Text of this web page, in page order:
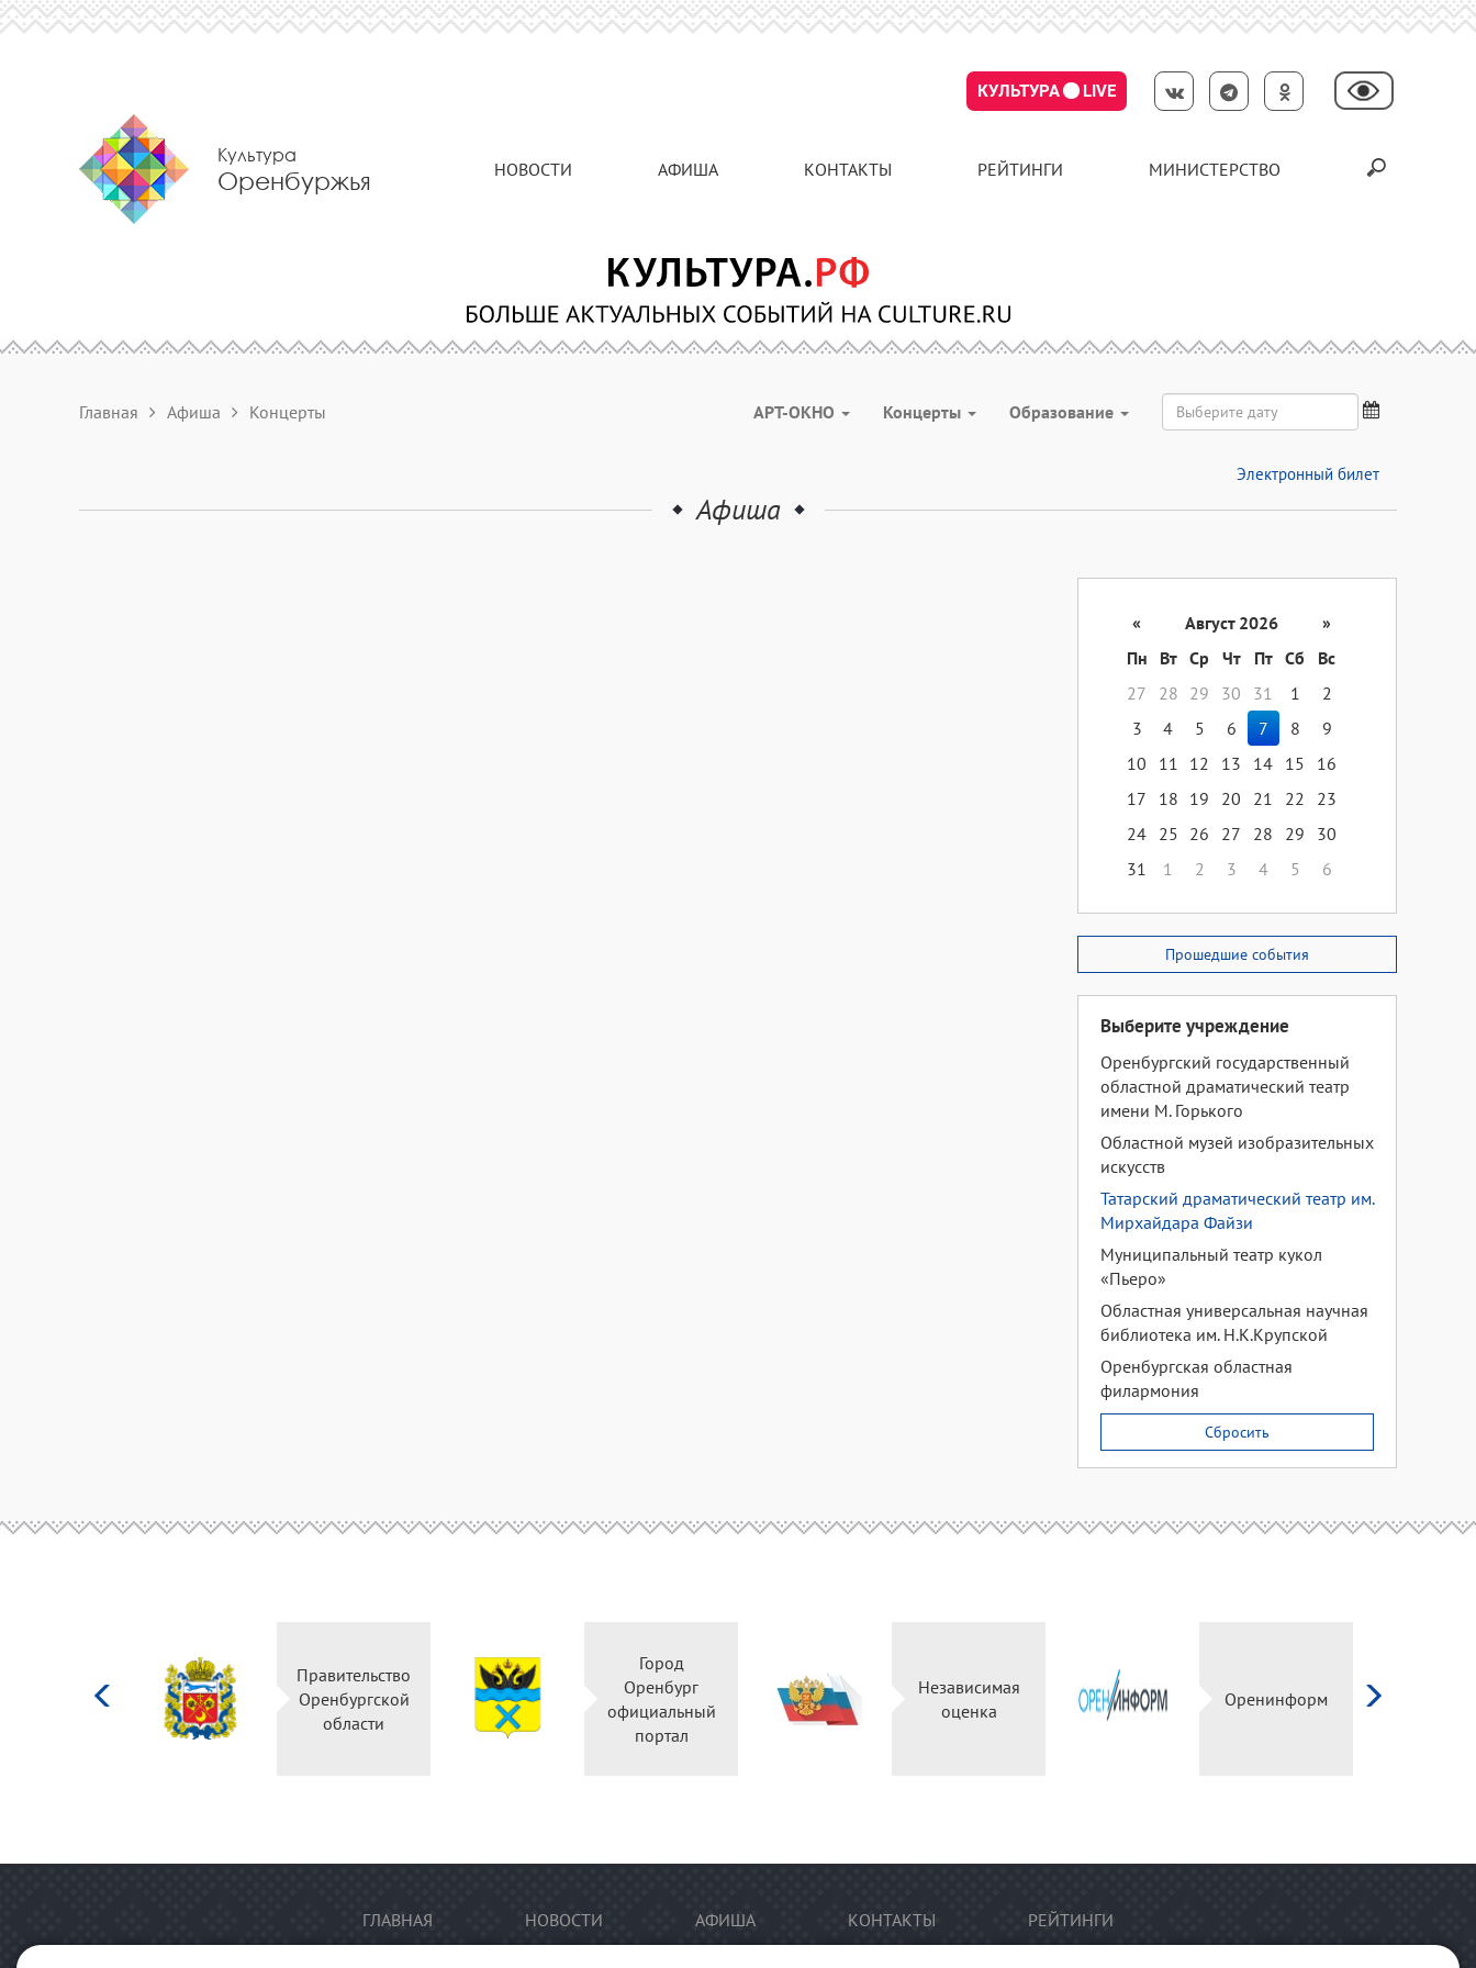
КУЛЬТУРА LIVE
Культура
Оренбуржья НОВОСТИ АФИША КОНТАКТЫ РЕЙТИНГИ МИНИСТЕРСТВО
Главная Афиша Концерты АРТ-ОКНО Концерты Образование
Электронный билет
Афиша
« Август 2026
»
Пн
Вт Ср Чт Пт Сб
Вс
27
28 29 30 31 1
2
3
4 5 6 7 8
9
10
11 12 13 14 15
16
17
18 19 20 21 22
23
24 25 26 27 28 29
30
31
1 2 3 4 5 6
Прошедшие события
Выберите учреждение
Оренбургский государственный
областной драматический театр
имени М. Горького
Областной музей изобразительных
искусств
Татарский драматический театр им.
Мирхайдара Файзи
Муниципальный театр кукол
«Пьеро»
Областная универсальная научная
библиотека им. Н.К.Крупской
Оренбургская областная
филармония
Сбросить
Правительство
Оренбургской
области
Город
Оренбург
официальный
портал
Независимая
оценка
Оренинформ
ГЛАВНАЯ НОВОСТИ АФИША КОНТАКТЫ РЕЙТИНГИ